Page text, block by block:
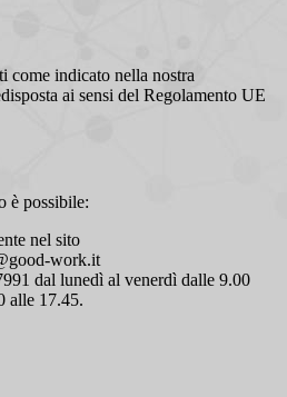
come indicato nella nostra
ai sensi del Regolamento UE
è possibile:
nel sito
work.it
dal lunedì al venerdì dalle 9.00
alle 17.45.